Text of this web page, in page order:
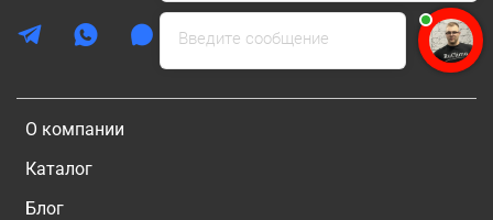
О компании
Каталог
Блог
Введите сообщение